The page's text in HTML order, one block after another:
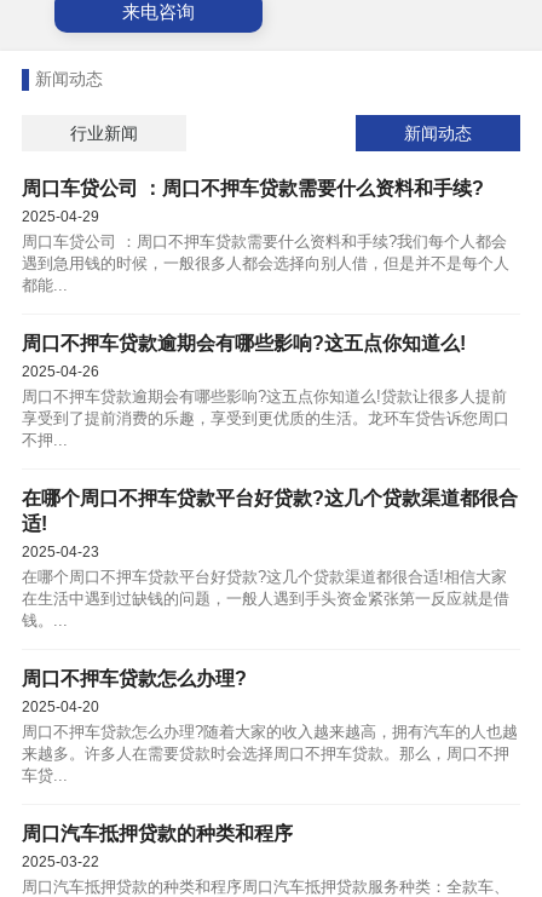
来电咨询
新闻动态
行业新闻 新闻动态
周口车贷公司 ：周口不押车贷款需要什么资料和手续?
2025-04-29
周口车贷公司 ：周口不押车贷款需要什么资料和手续?我们每个人都会
遇到急用钱的时候，一般很多人都会选择向别人借，但是并不是每个人
都能...
周口不押车贷款逾期会有哪些影响?这五点你知道么!
2025-04-26
周口不押车贷款逾期会有哪些影响?这五点你知道么!贷款让很多人提前
享受到了提前消费的乐趣，享受到更优质的生活。龙环车贷告诉您周口
不押...
在哪个周口不押车贷款平台好贷款?这几个贷款渠道都很合
适!
2025-04-23
在哪个周口不押车贷款平台好贷款?这几个贷款渠道都很合适!相信大家
在生活中遇到过缺钱的问题，一般人遇到手头资金紧张第一反应就是借
钱。...
周口不押车贷款怎么办理?
2025-04-20
周口不押车贷款怎么办理?随着大家的收入越来越高，拥有汽车的人也越
来越多。许多人在需要贷款时会选择周口不押车贷款。那么，周口不押
车贷...
周口汽车抵押贷款的种类和程序
2025-03-22
周口汽车抵押贷款的种类和程序周口汽车抵押贷款服务种类：全款车、